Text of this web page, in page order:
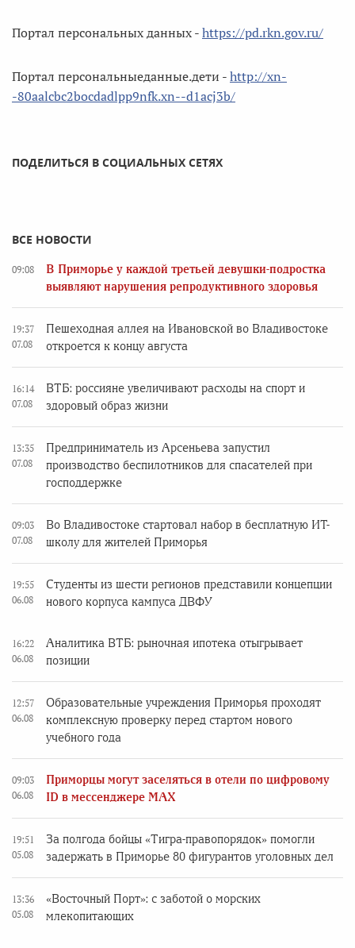
Портал персональных данных -https://pd.rkn.gov.ru/
Портал персональныеданные.дети -http://xn-
-80aalcbc2bocdadlpp9nfk.xn--d1acj3b/
ПОДЕЛИТЬСЯ В СОЦИАЛЬНЫХ СЕТЯХ
ВСЕ НОВОСТИ
09:08
В Приморье у каждой третьей девушки-подростка
выявляют нарушения репродуктивного здоровья
19:37
07.08
Пешеходная аллея на Ивановской во Владивостоке
откроется к концу августа
16:14
07.08
ВТБ: россияне увеличивают расходы на спорт и
здоровый образ жизни
13:35
07.08
Предприниматель из Арсеньева запустил
производство беспилотников для спасателей при
господдержке
09:03
07.08
Во Владивостоке стартовал набор в бесплатную ИТ-
школу для жителей Приморья
19:55
06.08
Студенты из шести регионов представили концепции
нового корпуса кампуса ДВФУ
16:22
06.08
Аналитика ВТБ: рыночная ипотека отыгрывает
позиции
12:57
06.08
Образовательные учреждения Приморья проходят
комплексную проверку перед стартом нового
учебного года
09:03
06.08
Приморцы могут заселяться в отели по цифровому
ID в мессенджере MAX
19:51
05.08
За полгода бойцы «Тигра-правопорядок» помогли
задержать в Приморье 80 фигурантов уголовных дел
13:36
05.08
«Восточный Порт»: с заботой о морских
млекопитающих